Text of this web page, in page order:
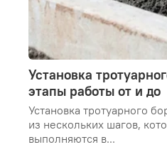
Установка
этапы работы от и до
Установка тротуарного
из нескольких шагов,
выполняются в...